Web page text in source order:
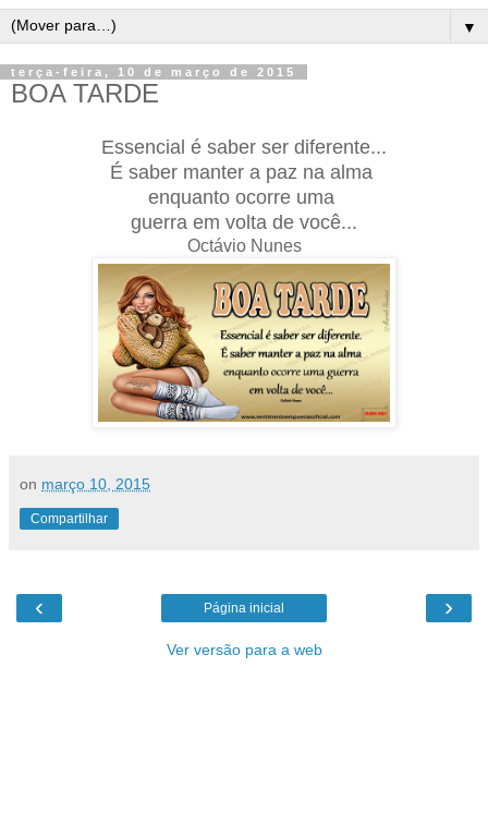
▼
terça-feira, 10 de março de 2015
BOA TARDE
Essencial é saber ser diferente...
É saber manter a paz na alma
enquanto ocorre uma
guerra em volta de você...
Octávio Nunes
on março 10, 2015
Compartilhar
‹ ›
Página inicial
Ver versão para a web